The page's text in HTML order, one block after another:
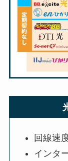
回線速
インタ